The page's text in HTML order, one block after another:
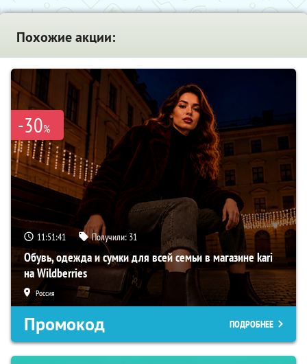
Похожие акции:
-30%
11:51:40 Получили: 31
Обувь, одежда и сумки для всей семьи в магазине kari
на Wildberries
Россия
Промокод ПОДРОБНЕЕ